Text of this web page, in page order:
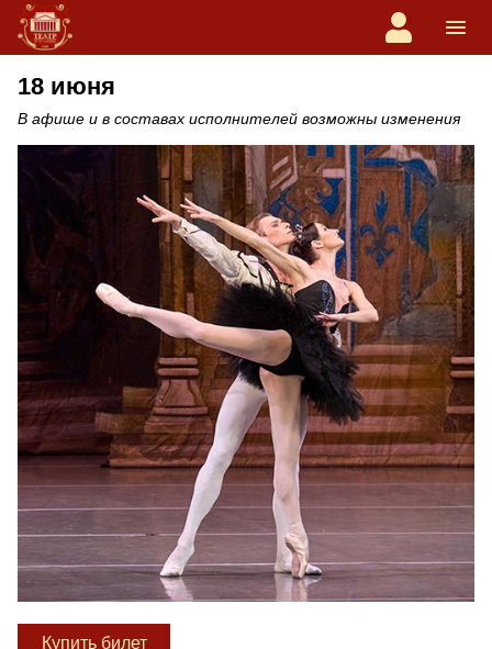
18 июня
В афише и в составах исполнителей возможны изменения
Купить билет